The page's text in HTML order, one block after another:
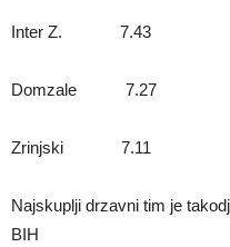
Inter Z. 7.43
Domzale 7.27
Zrinjski 7.11
Najskuplji drzavni tim je
BIH